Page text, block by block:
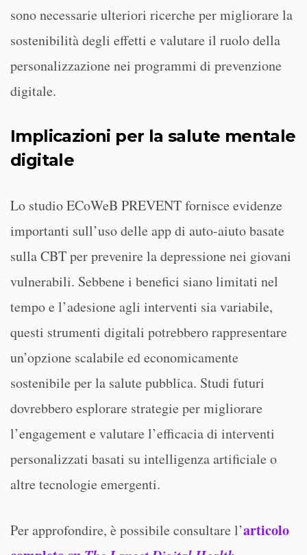
sono necessarie ulteriori ricerche per migliorare la
sostenibilità degli effetti e valutare il ruolo della
personalizzazione nei programmi di prevenzione
digitale.
Implicazioni per la salute mentale
digitale
Lo studio ECoWeB PREVENT fornisce evidenze
importanti sull’uso delle app di auto-aiuto basate
sulla CBT per prevenire la depressione nei giovani
vulnerabili. Sebbene i benefici siano limitati nel
tempo e l’adesione agli interventi sia variabile,
questi strumenti digitali potrebbero rappresentare
un’opzione scalabile ed economicamente
sostenibile per la salute pubblica. Studi futuri
dovrebbero esplorare strategie per migliorare
l’engagement e valutare l’efficacia di interventi
personalizzati basati su intelligenza artificiale o
altre tecnologie emergenti.
Per approfondire, è possibile consultare l’articolo